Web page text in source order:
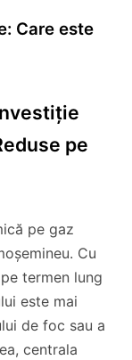
Care este
pe
pe gaz
Cu
termen lung
este mai
de foc sau a
centrala